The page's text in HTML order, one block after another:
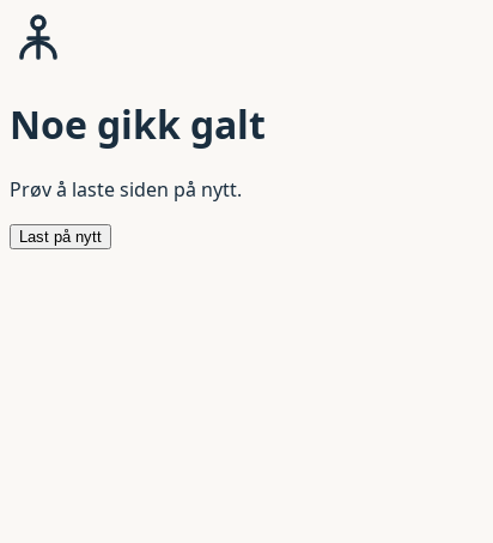
Noe gikk galt
Prøv å laste siden på nytt.
Last på nytt